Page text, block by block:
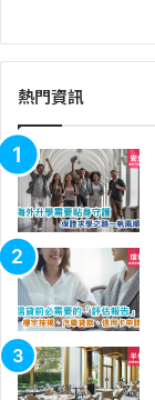
熱門資訊